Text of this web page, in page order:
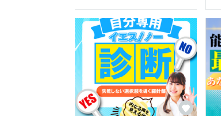
今の仕事をリタイアしてから取り組もう
現状よりも、世情が悪くなってしまって
さらに取り残されていくでしょう。
そこで、これまでの役職や肩書に甘んじ
ひとかどの人物となれるように
いつでも歩き出せるように準備運動とし
まずはかんたんな副業を構築していきま
私も、かつて平成時代初期のころ、
紳士服の販売業でした。